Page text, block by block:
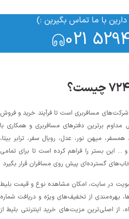
دارین با ما تماس بگیرین :)
021
و شرکت‌های مسافربری است تا فرآیند خرید و فروش
برترین دفترهای مسافربری و همکاری با
میهن‌ نور، عدل، رویال سفر، ترابر بیتا،
و ... این بستر را فراهم کرده است تا برای تمامی
گسترده‌ای پیش روی مسافران قرار بگیرد
در سایت، امکان مشاهده نوع و قیمت بلیط
بهره‌مندی از تخفیف‌های ویژه و دریافت شماره‌
از اصلی‌ترین مزیت‌های خرید اینترنتی بلیط از